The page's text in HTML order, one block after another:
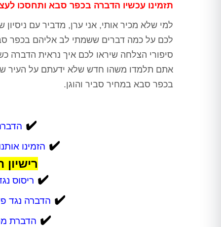
תזמינו עכשיו הדברה בכפר סבא ותחסכו
לכם על כמה דברים ששמתי לב אליהם בכפר
סיפורי הצלחה שיראו לכם איך נראית הדברה
אתם תלמדו משהו חדש שלא ידעתם על העיר
בכפר סבא במחיר סביר והוגן.
✔️
✔️ הזמינו
✔️ ריסוס
✔️ הדברה נגד
✔️ הדברת